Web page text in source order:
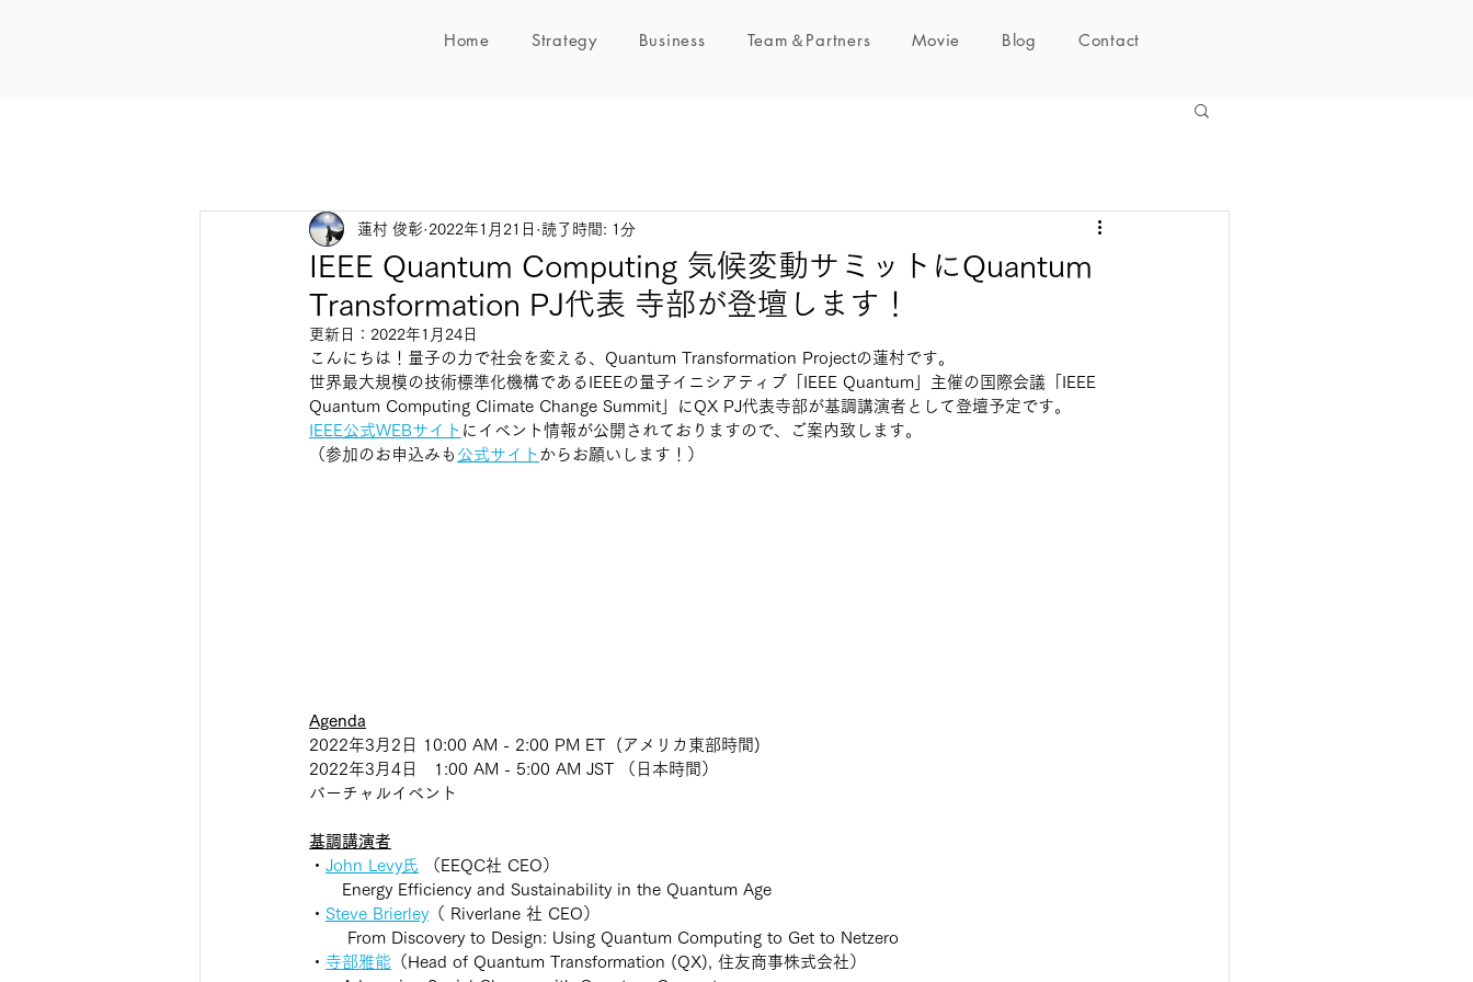
Home Strategy Business Team＆Partners Movie Blog Contact
IEEE Quantum Computing 気候変動サミットにQuantum
Transformation PJ代表 寺部が登壇します！
蓮村 俊彰 2022年1月21日 読了時間: 1分
更新日： 2022年1月24日
こんにちは！量子の力で社会を変える、Quantum Transformation Projectの蓮村です。
世界最大規模の技術標準化機構であるIEEEの量子イニシアティブ「IEEE Quantum」主催の国際会議「IEEE
Quantum Computing Climate Change Summit」にQX PJ代表寺部が基調講演者として登壇予定です。
IEEE公式WEBサイト にイベント情報が公開されておりますので、ご案内致します。
（参加のお申込みも 公式サイト からお願いします！）
Agenda
2022年3月2日 10:00 AM - 2:00 PM ET  (アメリカ東部時間)
2022年3月4日   1:00 AM - 5:00 AM JST （日本時間）
バーチャルイベント
基調講演者
・ John Levy氏 （EEQC社 CEO）
Energy Efficiency and Sustainability in the Quantum Age
・ Steve Brierley （ Riverlane 社 CEO）
From Discovery to Design: Using Quantum Computing to Get to Netzero
・ 寺部雅能 （Head of Quantum Transformation (QX), 住友商事株式会社）